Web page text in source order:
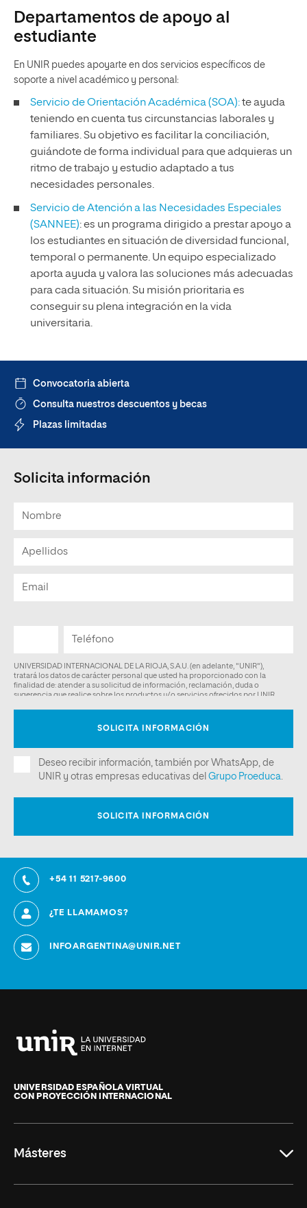
Departamentos de apoyo al
estudiante
En UNIR puedes apoyarte en dos servicios específicos de
soporte a nivel académico y personal:
Servicio de Orientación Académica (SOA):te ayuda
teniendo en cuenta tus circunstancias laborales y
familiares. Su objetivo es facilitar la conciliación,
guiándote de forma individual para que adquieras un
ritmo de trabajo y estudio adaptado a tus
necesidades personales.
Servicio de Atención a las Necesidades Especiales
(SANNEE): es un programa dirigido a prestar apoyo a
los estudiantes en situación de diversidad funcional,
temporal o permanente. Un equipo especializado
aporta ayuda y valora las soluciones más adecuadas
para cada situación. Su misión prioritaria es
conseguir su plena integración en la vida
universitaria.
Convocatoria abierta
Consulta nuestros descuentos y becas
Plazas limitadas
Solicita información
+54 11 5217-9600
¿TE LLAMAMOS?
INFOARGENTINA@UNIR.NET
de
La
UNIVERSIDAD ESPAÑOLA VIRTUAL
CON PROYECCIÓN INTERNACIONAL
Másteres